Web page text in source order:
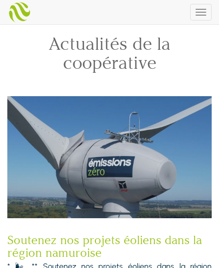
Actualités de la
coopérative
Soutenez nos projets éoliens dans la
région namuroise